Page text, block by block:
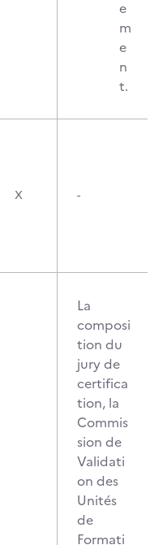
e
m
e
n
t.
X -
La
composi
tion du
jury de
certifica
tion, la
Commis
sion de
Validati
on des
Unités
de
Formati